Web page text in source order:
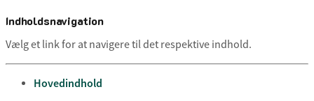
Indholdsnavigation
Vælg et link for at navigere til det respektive indhold.
gå til
Hovedindhold